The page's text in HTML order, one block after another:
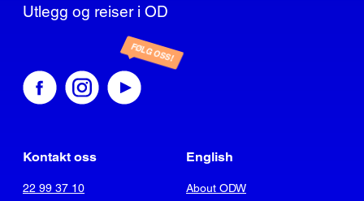
Utlegg og reiser i OD
FØLG OSS!
Kontakt oss
22 99 37 10
English
About ODW